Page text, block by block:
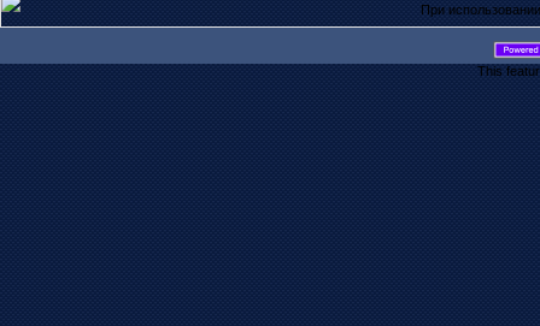
При
This